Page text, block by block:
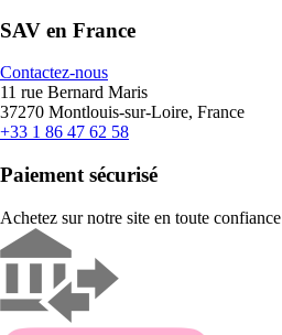
SAV en France
Contactez-nous
11 rue Bernard Maris
37270 Montlouis-sur-Loire, France
+33 1 86 47 62 58
Paiement sécurisé
Achetez sur notre site en toute confiance